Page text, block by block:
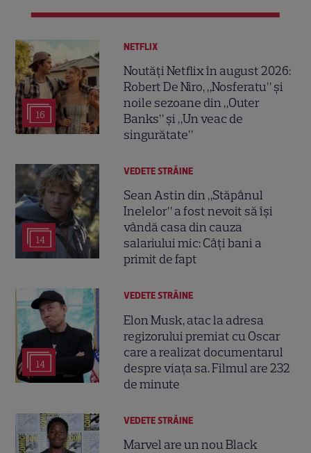
16
NETFLIX
Noutăți Netflix în august 2026:
Robert De Niro, „Nosferatu” și
noile sezoane din „Outer
Banks” și „Un veac de
singurătate”
14
VEDETE STRĂINE
Sean Astin din „Stăpânul
Inelelor” a fost nevoit să își
vândă casa din cauza
salariului mic: Câți bani a
primit de fapt
14
VEDETE STRĂINE
Elon Musk, atac la adresa
regizorului premiat cu Oscar
care a realizat documentarul
despre viața sa. Filmul are 232
de minute
VEDETE STRĂINE
Marvel are un nou Black